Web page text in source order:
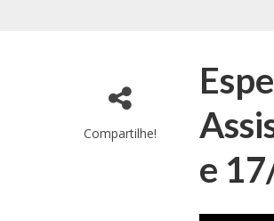
Compartilhe!
e